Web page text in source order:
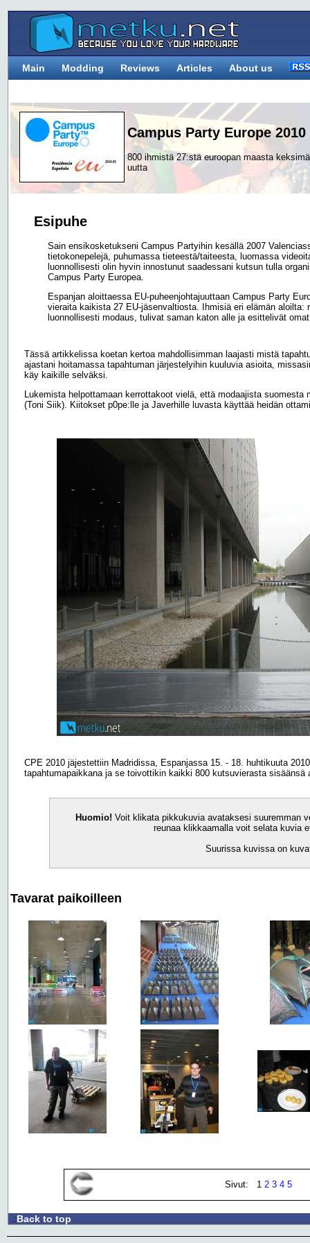
Main Modding Reviews Articles About us
Campus Party Europe 2010
800 ihmistä 27:stä euroopan maasta
uutta
Esipuhe
Sain ensikosketukseni Campus Partyihin kesällä 2007
tietokonepelejä, puhumassa tieteestä/taiteesta, luomassa
luonnollisesti olin hyvin innostunut saadessani kutsun tulla
Campus Party Europea.
Espanjan aloittaessa EU-puheenjohtajuuttaan Campus Party
vieraita kaikista 27 EU-jäsenvaltiosta. Ihmisiä eri elämän
luonnollisesti modaus, tulivat saman katon alle ja esittelivät
Tässä artikkelissa koetan kertoa mahdollisimman laajasti mistä
ajastani hoitamassa tapahtuman järjestelyihin kuuluvia asioita,
käy kaikille selväksi.
Lukemista helpottamaan kerrottakoot vielä, että modaajista
(Toni Siik). Kiitokset p0pe:lle ja Javerhille luvasta käyttää heidän
CPE 2010 jäjestettiin Madridissa, Espanjassa 15. - 18. huhtikuuta
tapahtumapaikkana ja se toivottikin kaikki 800 kutsuvierasta sisäänsä
Huomio! Voit klikata pikkukuvia avataksesi suuremman
reunaa klikkaamalla voit selata kuvia
Suurissa kuvissa on
Tavarat paikoilleen
Sivut: 1 2 3 4 5
.:Back to top